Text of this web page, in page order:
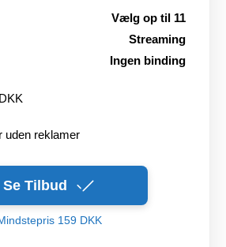
Vælg op til 11
Streaming
Ingen binding
uden reklamer
Se Tilbud
159 DKK